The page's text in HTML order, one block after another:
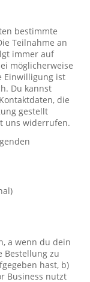
bestimmte
Teilnahme an
immer auf
möglicherweise
Einwilligung ist
Du kannst
die
gestellt
uns widerrufen.
a wenn du dein
Bestellung zu
hast, b)
Business nutzt